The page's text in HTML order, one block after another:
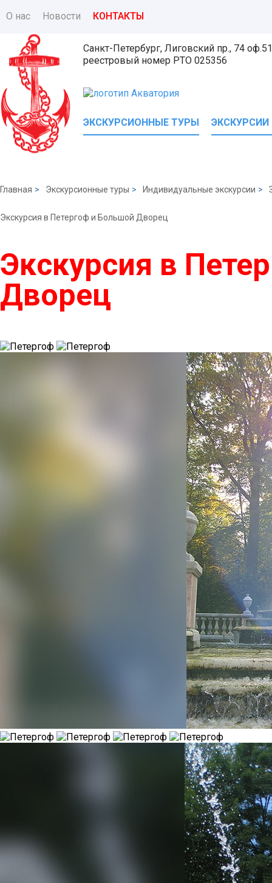
О нас Новости КОНТАКТЫ
Санкт-Петербург, Лиговский пр., 74
реестровый номер РТО 025356
ЭКСКУРСИОННЫЕ ТУРЫ
Главная > Экскурсионные туры > Индивидуальные экскурсии >
Экскурсия в Петергоф и Большой Дворец
Экскурсия в
Дворец